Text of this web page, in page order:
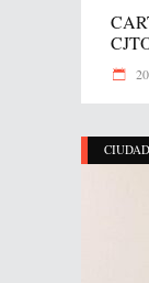
CIUDAD